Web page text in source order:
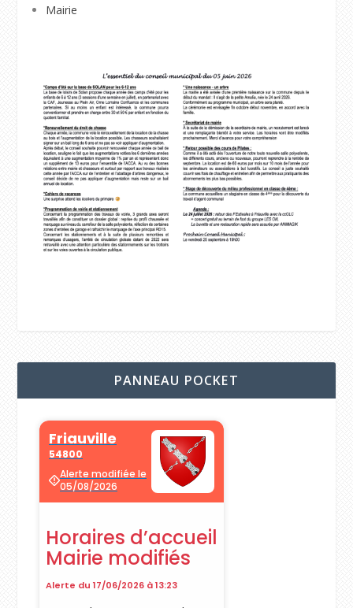
Mairie
PANNEAU POCKET